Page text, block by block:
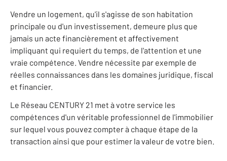
Vendre un logement, qu'il s'agisse de son habitation
principale ou d'un investissement, demeure plus que
jamais un acte financièrement et affectivement
impliquant qui requiert du temps, de l'attention et une
vraie compétence. Vendre nécessite par exemple de
réelles connaissances dans les domaines juridique, fiscal
et financier.
Le Réseau CENTURY 21 met à votre service les
compétences d'un véritable professionnel de l'immobilier
sur lequel vous pouvez compter à chaque étape de la
transaction ainsi que pour estimer la valeur de votre bien.